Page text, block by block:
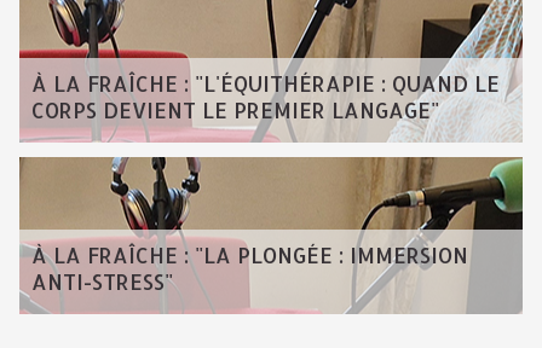
À LA FRAÎCHE : "L'ÉQUITHÉRAPIE : QUAND LE
CORPS DEVIENT LE PREMIER LANGAGE"
À LA FRAÎCHE : "LA PLONGÉE : IMMERSION
ANTI-STRESS"